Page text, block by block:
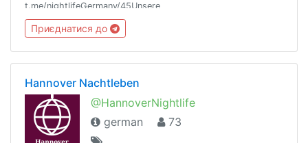
t.me/nightlifeGermany/45Unsere
Regeln:t.me/nightlifeGermany/44Offtopic
Gruppe:https://t.me/NightlifeGermanySandbox
Приєднатися до
Hannover Nachtleben
@HannoverNightlife
german
73